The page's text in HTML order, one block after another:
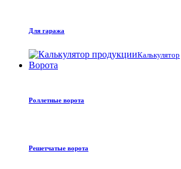
Для гаража
Калькулятор
Ворота
Роллетные ворота
Решетчатые ворота